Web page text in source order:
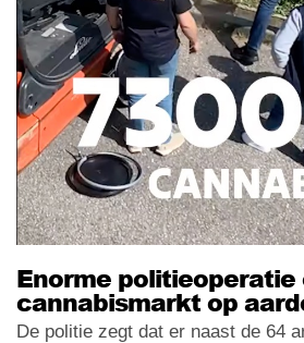
Enorme
cannabismarkt op
De politie zegt dat er naast de 64